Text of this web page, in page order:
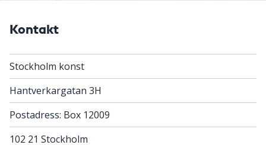
Kontakt
Stockholm konst
Hantverkargatan 3H
Postadress: Box 12009
102 21 Stockholm